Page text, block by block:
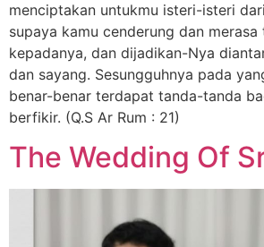
menciptakan untukmu isteri-isteri
supaya kamu cenderung dan merasa
kepadanya, dan dijadikan-Nya
dan sayang. Sesungguhnya pada
benar-benar terdapat tanda-tanda
berfikir. (Q.S Ar Rum : 21)
The Wedding Of